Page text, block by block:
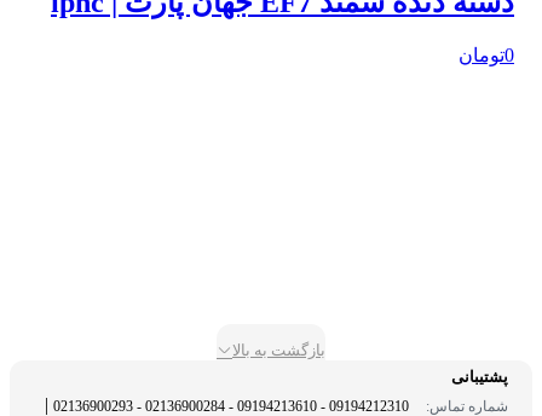
0تومان
بازگشت به بالا
پشتیبانی
شماره تماس: 09194212310 - 09194213610 - 02136900284 - 02136900293
|